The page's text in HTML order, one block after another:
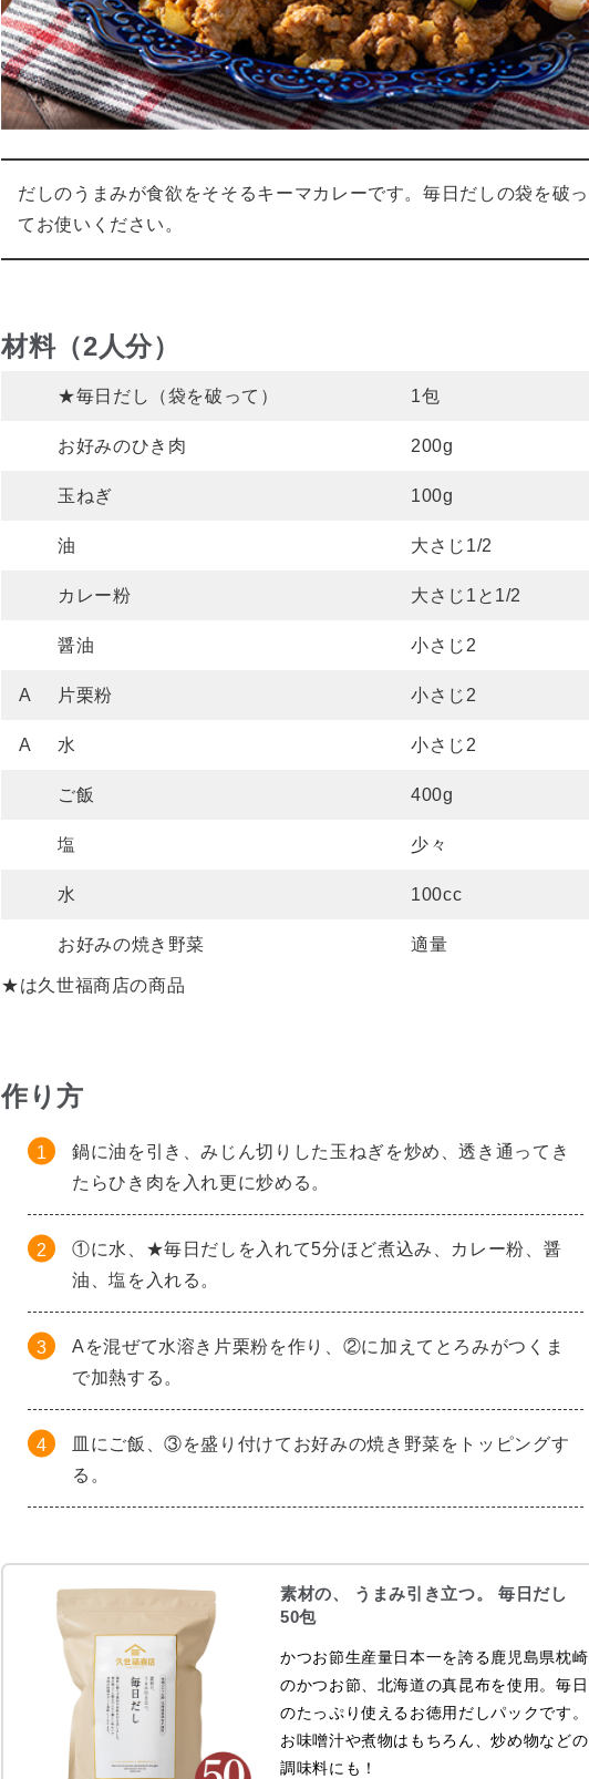
だしのうまみが食欲をそそるキーマカレーです。毎日だしの袋を破っ
てお使いください。
材料（2人分）
★毎日だし（袋を破って） 1包
お好みのひき肉 200g
玉ねぎ 100g
油 大さじ1/2
カレー粉 大さじ1と1/2
醤油 小さじ2
A 片栗粉 小さじ2
A 水 小さじ2
ご飯 400g
塩 少々
水 100cc
お好みの焼き野菜 適量
★は久世福商店の商品
作り方
鍋に油を引き、みじん切りした玉ねぎを炒め、透き通ってき
たらひき肉を入れ更に炒める。
①に水、★毎日だしを入れて5分ほど煮込み、カレー粉、醤
油、塩を入れる。
Aを混ぜて水溶き片栗粉を作り、②に加えてとろみがつくま
で加熱する。
皿にご飯、③を盛り付けてお好みの焼き野菜をトッピングす
る。
素材の、 うまみ引き立つ。 毎日だし
50包
かつお節生産量日本一を誇る鹿児島県枕崎
のかつお節、北海道の真昆布を使用。毎日
のたっぷり使えるお徳用だしパックです。
お味噌汁や煮物はもちろん、炒め物などの
調味料にも！